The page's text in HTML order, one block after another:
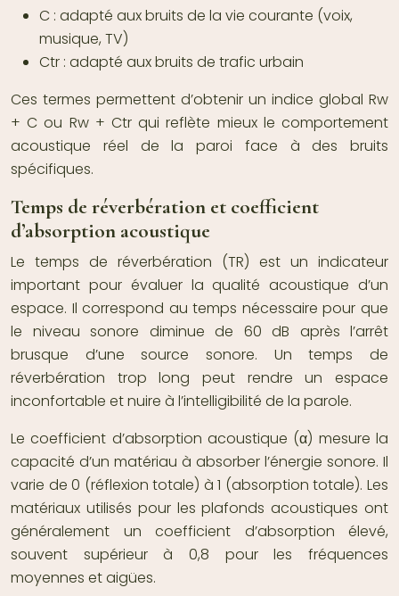
C : adapté aux bruits de la vie courante (voix,
musique, TV)
Ctr : adapté aux bruits de trafic urbain
Ces termes permettent d’obtenir un indice global Rw
+ C ou Rw + Ctr qui reflète mieux le comportement
acoustique réel de la paroi face à des bruits
spécifiques.
Temps de réverbération et coefficient
d’absorption acoustique
Le temps de réverbération (TR) est un indicateur
important pour évaluer la qualité acoustique d’un
espace. Il correspond au temps nécessaire pour que
le niveau sonore diminue de 60 dB après l’arrêt
brusque d’une source sonore. Un temps de
réverbération trop long peut rendre un espace
inconfortable et nuire à l’intelligibilité de la parole.
Le coefficient d’absorption acoustique (α) mesure la
capacité d’un matériau à absorber l’énergie sonore. Il
varie de 0 (réflexion totale) à 1 (absorption totale). Les
matériaux utilisés pour les plafonds acoustiques ont
généralement un coefficient d’absorption élevé,
souvent supérieur à 0,8 pour les fréquences
moyennes et aigües.